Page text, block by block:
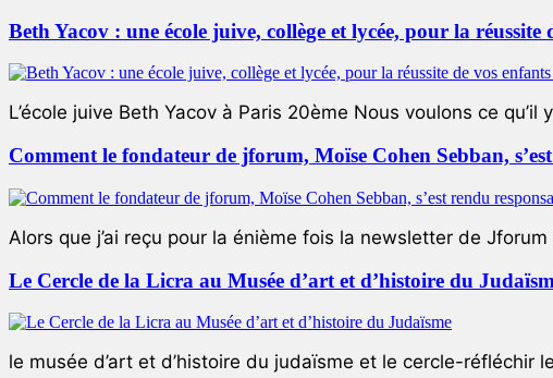
Beth Yacov : une école juive, collège et lycée, pour la réussite
L’école juive Beth Yacov à Paris 20ème Nous voulons ce qu’il
Comment le fondateur de jforum, Moïse Cohen Sebban,
Alors que j’ai reçu pour la énième fois la newsletter de
Le Cercle de la Licra au Musée d’art et d’histoire du
le musée d’art et d’histoire du judaïsme et le cercle-réfléchir